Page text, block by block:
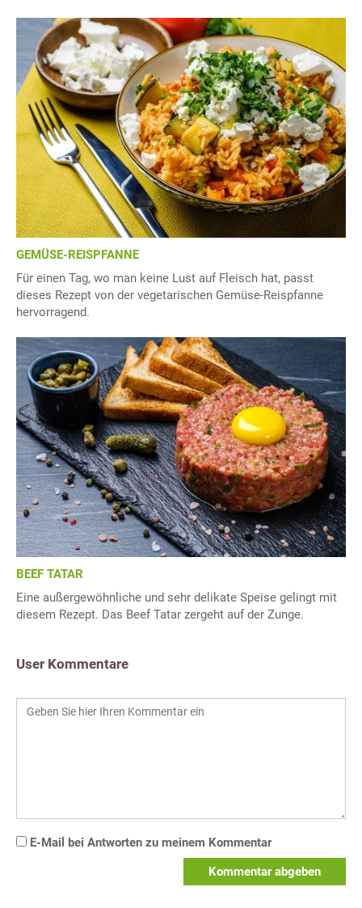
GEMÜSE-REISPFANNE
Für einen Tag, wo man keine Lust auf Fleisch hat, passt
dieses Rezept von der vegetarischen Gemüse-Reispfanne
hervorragend.
BEEF TATAR
Eine außergewöhnliche und sehr delikate Speise gelingt mit
diesem Rezept. Das Beef Tatar zergeht auf der Zunge.
User Kommentare
E-Mail bei Antworten zu meinem Kommentar
Kommentar abgeben